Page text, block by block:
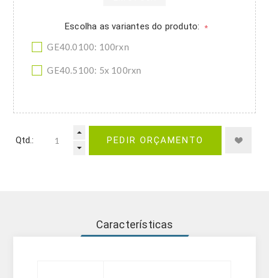
Escolha as variantes do produto: *
GE40.0100: 100rxn
GE40.5100: 5x 100rxn
Qtd.: PEDIR ORÇAMENTO
Características